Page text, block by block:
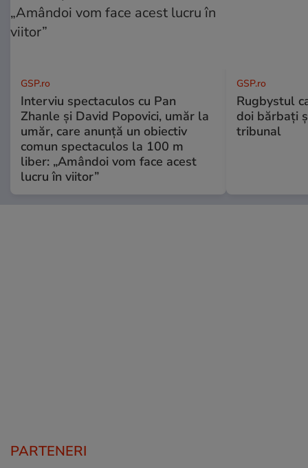
GSP.ro
Interviu spectaculos cu Pan
Zhanle și David Popovici, umăr la
umăr, care anunță un obiectiv
comun spectaculos la 100 m
liber: „Amândoi vom face acest
lucru în viitor”
GSP.ro
Rugbystul
doi bărbați
tribunal
PARTENERI